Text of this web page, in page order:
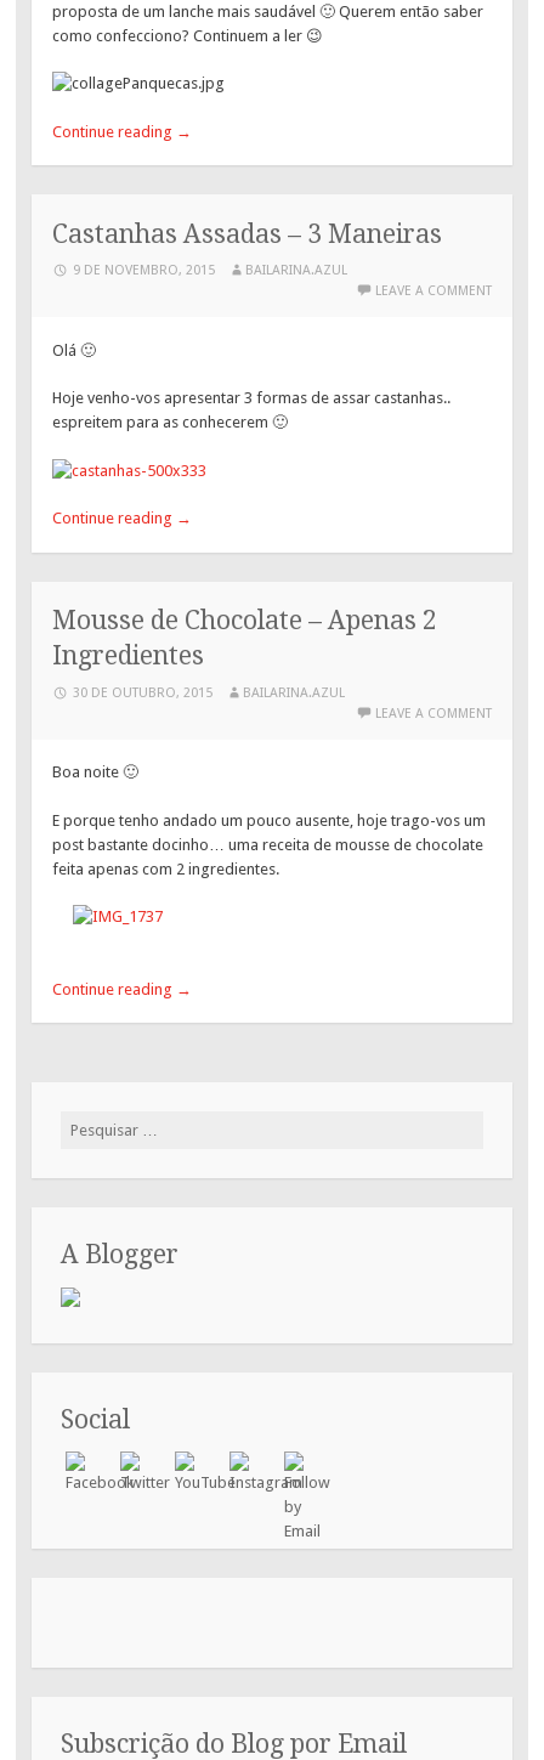
proposta de um lanche mais saudável 🙂 Querem então saber
como confecciono? Continuem a ler 😉
Continue reading →
Castanhas Assadas – 3 Maneiras
9 DE NOVEMBRO, 2015
BAILARINA.AZUL
LEAVE A COMMENT
Olá 🙂
Hoje venho-vos apresentar 3 formas de assar castanhas..
espreitem para as conhecerem 🙂
Continue reading →
Mousse de Chocolate – Apenas 2
Ingredientes
30 DE OUTUBRO, 2015
BAILARINA.AZUL
LEAVE A COMMENT
Boa noite 🙂
E porque tenho andado um pouco ausente, hoje trago-vos um
post bastante docinho… uma receita de mousse de chocolate
feita apenas com 2 ingredientes.
Continue reading →
Pesquisar
A Blogger
Social
Subscrição do Blog por Email